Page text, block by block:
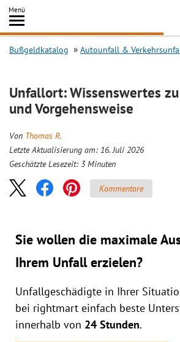
Inhalt
springen
Menü
Bußgeldkatalog Autounfall &
Unfallort: Wissenswertes
und Vorgehensweise
Von Thomas R.
Letzte Aktualisierung am: 16. Juli 2026
Geschätzte Lesezeit: 3 Minuten
Kommentare
Sie wollen die maximale
Ihrem Unfall erzielen?
Unfallgeschädigte in Ihrer
bei rightmart einfach beste
innerhalb von 24 Stunden.